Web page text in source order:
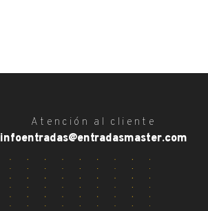
Atención al cliente
infoentradas@entradasmaster.com